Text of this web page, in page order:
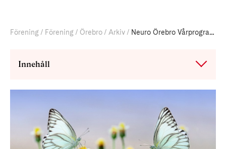
Förening Förening Örebro Arkiv Neuro Örebro Vårprogram 2025
Innehåll